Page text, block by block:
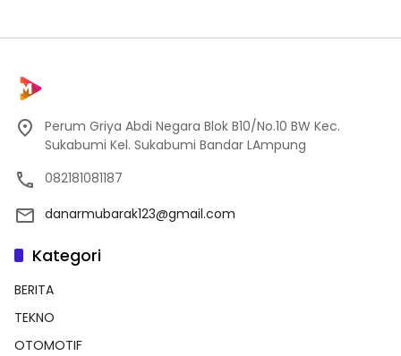
Perum Griya Abdi Negara Blok B10/No.10 BW Kec.
Sukabumi Kel. Sukabumi Bandar LAmpung
082181081187
danarmubarak123@gmail.com
Kategori
BERITA
TEKNO
OTOMOTIF